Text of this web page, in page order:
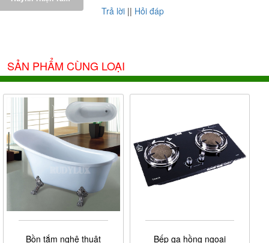
Trả lời || Hỏi đáp
SẢN PHẨM CÙNG LOẠI
Bồn tắm nghệ thuật
Bếp ga hồng ngoại